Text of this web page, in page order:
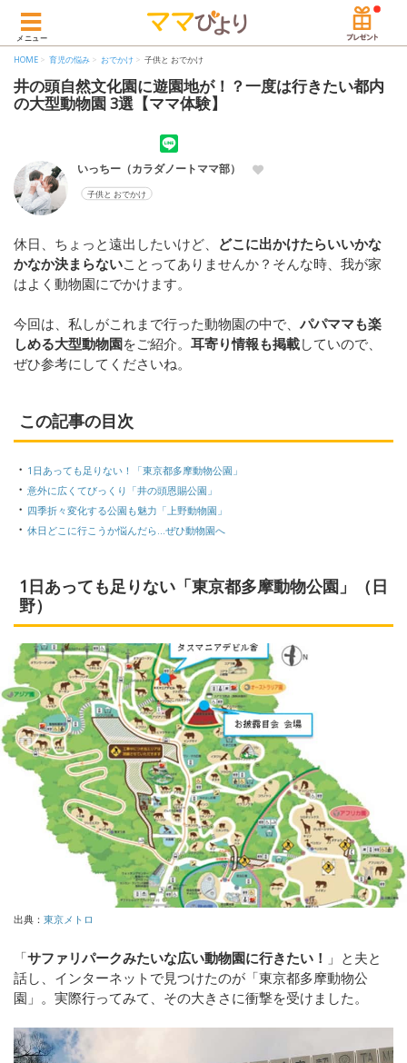
メニュー
HOME 育児の悩み おでかけ 子供と おでかけ
井の頭自然文化園に遊園地が！？一度は行きたい都内
の大型動物園 3選【ママ体験】
いっちー（カラダノートママ部）
子供と おでかけ
休日、ちょっと遠出したいけど、 どこに出かけたらいいかな
かなか決まらないことってありませんか？そんな時、我が家
はよく動物園にでかけます。
今回は、私しがこれまで行った動物園の中で、 パパママも楽
しめる大型動物園をご紹介。 耳寄り情報も掲載していので、
ぜひ参考にしてくださいね。
この記事の目次
・ 1日あっても足りない！「東京都多摩動物公園」
・ 意外に広くてびっくり「井の頭恩賜公園」
・ 四季折々変化する公園も魅力「上野動物園」
・ 休日どこに行こうか悩んだら...ぜひ動物園へ
1日あっても足りない「東京都多摩動物公園」（日
野）
出典： 東京メトロ
「サファリパークみたいな広い動物園に行きたい！ 」と夫と
話し、インターネットで見つけたのが「東京都多摩動物公
園」。実際行ってみて、その大きさに衝撃を受けました。